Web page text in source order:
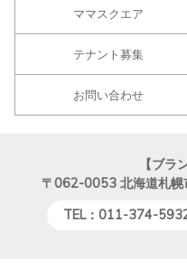
ママスクエア
テナント募集
お問い合わせ
【ブラ
〒062-0053 北海道札
TEL：011-374-